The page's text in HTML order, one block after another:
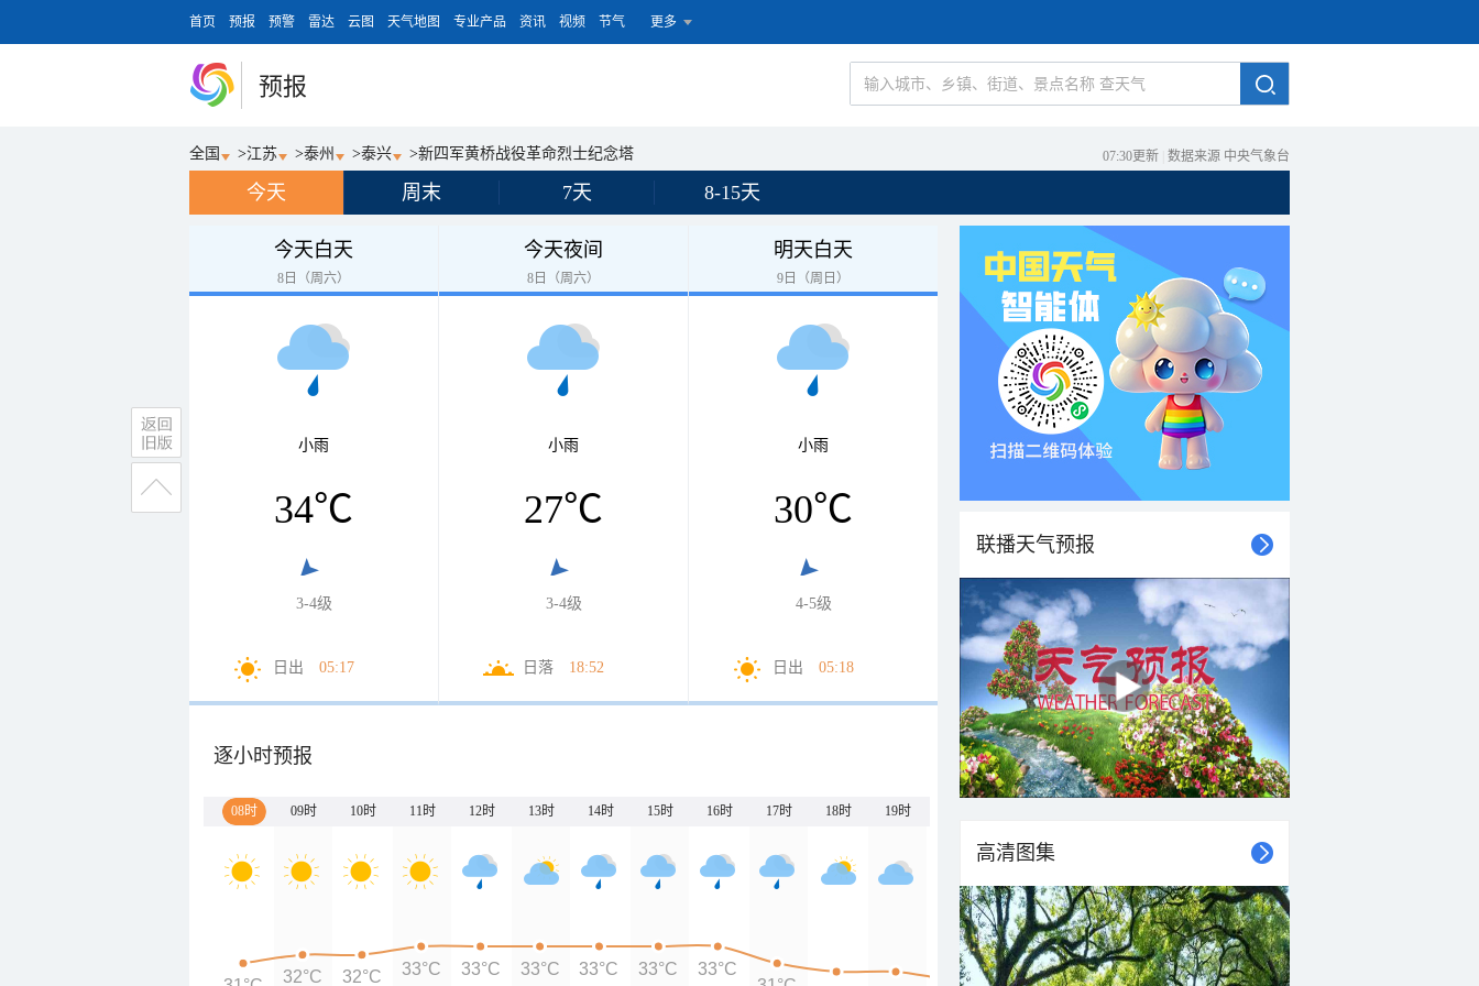
首页 预报 预警 雷达 云图 天气地图 专业产品 资讯 视频 节气 更多
预报
全国 >江苏 >泰州 >泰兴 >新四军黄桥战役革命烈士纪念塔 07:30更新 数据来源 中央气象台
今天 周末 7天 8-15天
今天白天
8日（周六）
小雨
34℃
3-4级
日出 05:17
今天夜间
8日（周六）
小雨
27℃
3-4级
日落 18:52
明天白天
9日（周日）
小雨
30℃
4-5级
日出 05:18
逐小时预报
08时 09时 10时 11时 12时 13时 14时 15时 16时 17时 18时 19时
32°C 32°C 33°C 33°C 33°C 33°C 33°C 33°C
联播天气预报
高清图集